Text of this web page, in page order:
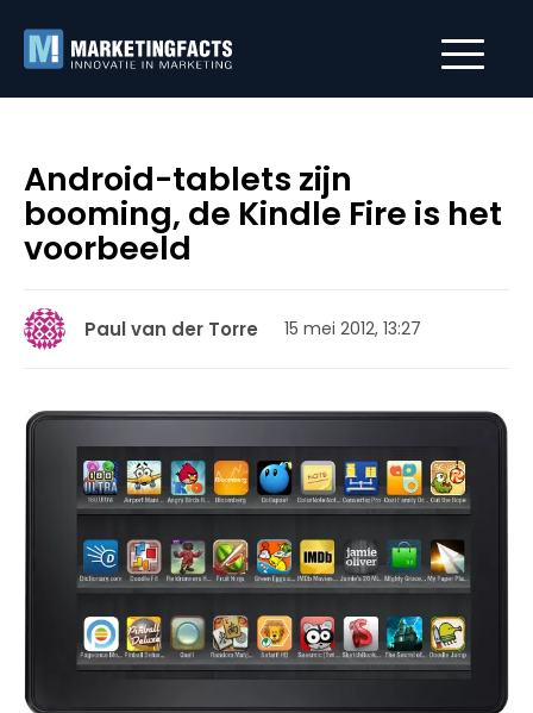
Android-tablets zijn
booming, de Kindle Fire is het
voorbeeld
Paul van der Torre 15 mei 2012, 13:27